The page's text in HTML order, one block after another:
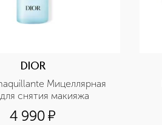
DIOR
Мицеллярная
снятия макияжа
4 990¤